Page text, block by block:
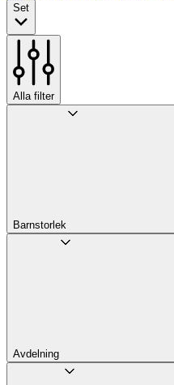
Set
Alla filter
Barnstorlek
Avdelning